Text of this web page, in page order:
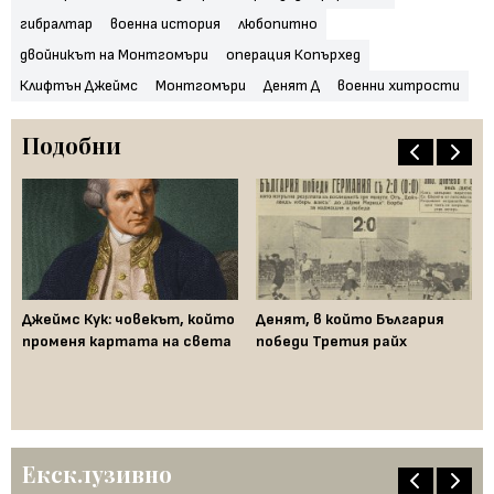
гибралтар
военна история
любопитно
двойникът на Монтгомъри
операция Копърхед
Клифтън Джеймс
Монтгомъри Денят Д военни хитрости
Подобни
Джеймс Кук: човекът, който
променя картата на света
Денят, в който България
победи Третия райх
Ексклузивно